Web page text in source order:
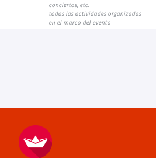
conciertos, etc.
todas las actividades organizadas
en el marco del evento